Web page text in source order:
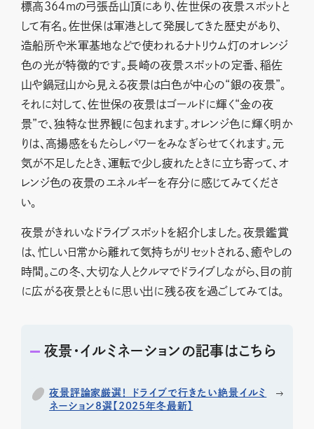
標高364mの弓張岳山頂にあり、佐世保の夜景スポットと
して有名。佐世保は軍港として発展してきた歴史があり、
造船所や米軍基地などで使われるナトリウム灯のオレンジ
色の光が特徴的です。長崎の夜景スポットの定番、稲佐
山や鍋冠山から見える夜景は白色が中心の“銀の夜景”。
それに対して、佐世保の夜景はゴールドに輝く“金の夜
景”で、独特な世界観に包まれます。オレンジ色に輝く明か
りは、高揚感をもたらしパワーをみなぎらせてくれます。元
気が不足したとき、運転で少し疲れたときに立ち寄って、オ
レンジ色の夜景のエネルギーを存分に感じてみてくださ
い。
夜景がきれいなドライブスポットを紹介しました。夜景鑑賞
は、忙しい日常から離れて気持ちがリセットされる、癒やしの
時間。この冬、大切な人とクルマでドライブしながら、目の前
に広がる夜景とともに思い出に残る夜を過ごしてみては。
夜景・イルミネーションの記事はこちら
夜景評論家厳選！ ドライブで行きたい絶景イルミ
ネーション8選【2025年冬最新】